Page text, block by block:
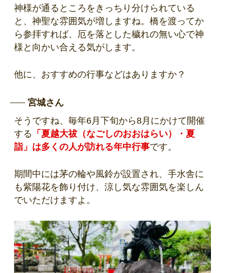
神様が通るところをきっちり分けられている
と、神聖な雰囲気が増しますね。橋を渡ってか
ら参拝すれば、厄を落とした穢れの無い心で神
様と向かい合える気がします。
他に、おすすめの行事などはありますか？
宮城さん
そうですね、毎年6月下旬から8月にかけて開催
する 「夏越大祓（なごしのおおはらい）・夏
詣」は多くの人が訪れる年中行事です。
期間中には茅の輪や風鈴が設置され、手水舎に
も紫陽花を飾り付け、涼し気な雰囲気を楽しん
でいただけますよ。